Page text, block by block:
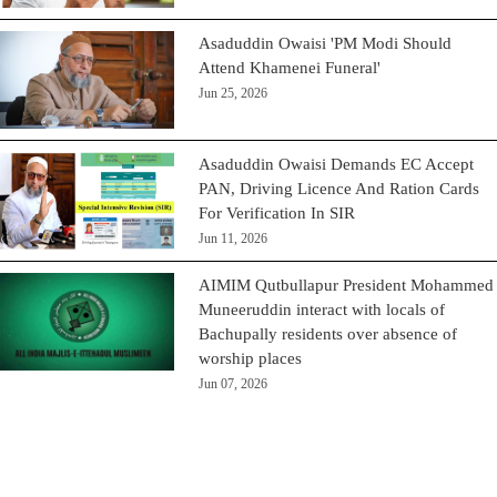
Asaduddin Owaisi 'PM Modi Should
Attend Khamenei Funeral'
Jun 25, 2026
Asaduddin Owaisi Demands EC Accept
PAN, Driving Licence And Ration Cards
For Verification In SIR
Jun 11, 2026
AIMIM Qutbullapur President Mohammed
Muneeruddin interact with locals of
Bachupally residents over absence of
worship places
Jun 07, 2026